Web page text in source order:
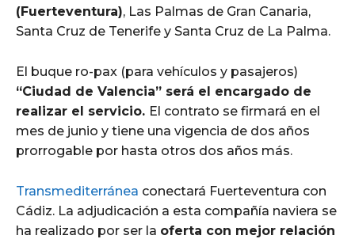
(Fuerteventura), Las Palmas de Gran Canaria,
Santa Cruz de Tenerife y Santa Cruz de La Palma.
El buque ro-pax (para vehículos y pasajeros)
“Ciudad de Valencia” será el encargado de
realizar el servicio. El contrato se firmará en el
mes de junio y tiene una vigencia de dos años
prorrogable por hasta otros dos años más.
Transmediterránea conectará Fuerteventura con
Cádiz. La adjudicación a esta compañía naviera se
ha realizado por ser la oferta con mejor relación